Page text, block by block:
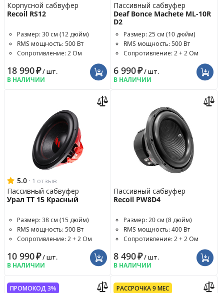
Корпусной сабвуфер
Recoil RS12
Размер: 30 см (12 дюйм)
RMS мощность: 500 Вт
Сопротивление: 2 Ом
18 990₽/ шт.
В НАЛИЧИИ
Пассивный сабвуфер
Deaf Bonce Machete ML-10R
D2
Размер: 25 см (10 дюйм)
RMS мощность: 500 Вт
Сопротивление: 2 + 2 Ом
6 990₽/ шт.
В НАЛИЧИИ
5.0 · 1 отзыв
Пассивный сабвуфер
Урал ТТ 15 Красный
Размер: 38 см (15 дюйм)
RMS мощность: 500 Вт
Сопротивление: 2 + 2 Ом
10 990₽/ шт.
В НАЛИЧИИ
Пассивный сабвуфер
Recoil PW8D4
Размер: 20 см (8 дюйм)
RMS мощность: 400 Вт
Сопротивление: 2 + 2 Ом
8 490₽/ шт.
В НАЛИЧИИ
ПРОМОКОД 3% РАССРОЧКА 9 МЕС